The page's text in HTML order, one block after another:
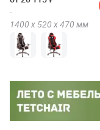
1400 х 520 х470 мм